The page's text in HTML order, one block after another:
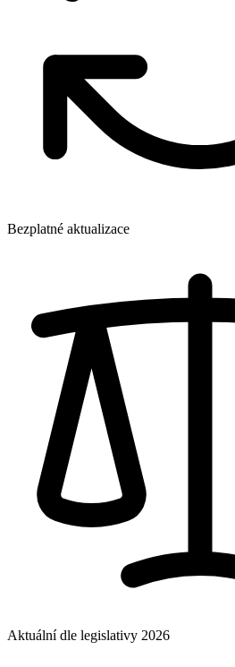
Bezplatné aktualizace
Aktuální dle legislativy 2026